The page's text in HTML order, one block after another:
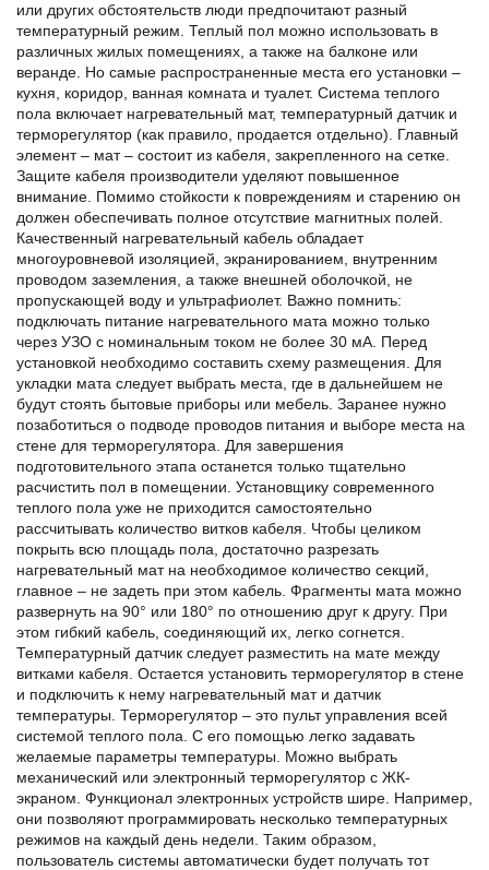
или других обстоятельств люди предпочитают разный
температурный режим. Теплый пол можно использовать в
различных жилых помещениях, а также на балконе или
веранде. Но самые распространенные места его установки –
кухня, коридор, ванная комната и туалет. Система теплого
пола включает нагревательный мат, температурный датчик и
терморегулятор (как правило, продается отдельно). Главный
элемент – мат – состоит из кабеля, закрепленного на сетке.
Защите кабеля производители уделяют повышенное
внимание. Помимо стойкости к повреждениям и старению он
должен обеспечивать полное отсутствие магнитных полей.
Качественный нагревательный кабель обладает
многоуровневой изоляцией, экранированием, внутренним
проводом заземления, а также внешней оболочкой, не
пропускающей воду и ультрафиолет. Важно помнить:
подключать питание нагревательного мата можно только
через УЗО с номинальным током не более 30 мА. Перед
установкой необходимо составить схему размещения. Для
укладки мата следует выбрать места, где в дальнейшем не
будут стоять бытовые приборы или мебель. Заранее нужно
позаботиться о подводе проводов питания и выборе места на
стене для терморегулятора. Для завершения
подготовительного этапа останется только тщательно
расчистить пол в помещении. Установщику современного
теплого пола уже не приходится самостоятельно
рассчитывать количество витков кабеля. Чтобы целиком
покрыть всю площадь пола, достаточно разрезать
нагревательный мат на необходимое количество секций,
главное – не задеть при этом кабель. Фрагменты мата можно
развернуть на 90° или 180° по отношению друг к другу. При
этом гибкий кабель, соединяющий их, легко согнется.
Температурный датчик следует разместить на мате между
витками кабеля. Остается установить терморегулятор в стене
и подключить к нему нагревательный мат и датчик
температуры. Терморегулятор – это пульт управления всей
системой теплого пола. С его помощью легко задавать
желаемые параметры температуры. Можно выбрать
механический или электронный терморегулятор с ЖК-
экраном. Функционал электронных устройств шире. Например,
они позволяют программировать несколько температурных
режимов на каждый день недели. Таким образом,
пользователь системы автоматически будет получать тот